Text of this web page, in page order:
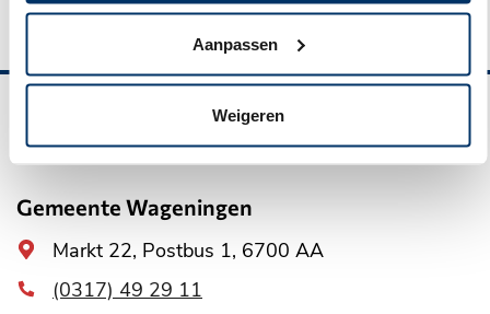
Aanpassen
Weigeren
informatie
Gemeente Wageningen
Algemeen
adres
Markt 22, Postbus 1, 6700 AA
(0317) 49 29 11